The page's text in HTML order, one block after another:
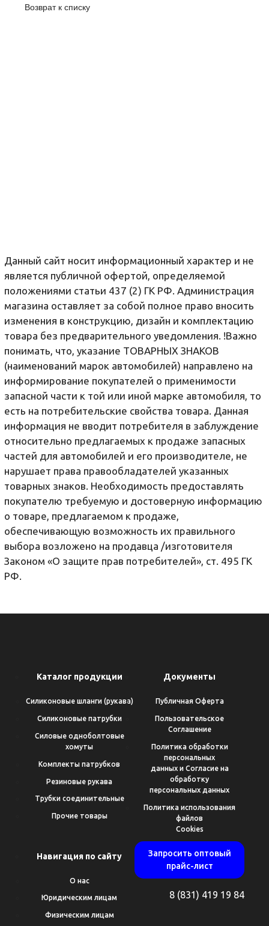
Возврат к списку
Данный сайт носит информационный характер и не
является публичной офертой, определяемой
положениями статьи 437 (2) ГК РФ. Администрация
магазина оставляет за собой полное право вносить
изменения в конструкцию, дизайн и комплектацию
товара без предварительного уведомления. !Важно
понимать, что, указание ТОВАРНЫХ ЗНАКОВ
(наименований марок автомобилей) направлено на
информирование покупателей о применимости
запасной части к той или иной марке автомобиля, то
есть на потребительские свойства товара. Данная
информация не вводит потребителя в заблуждение
относительно предлагаемых к продаже запасных
частей для автомобилей и его производителе, не
нарушает права правообладателей указанных
товарных знаков. Необходимость предоставлять
покупателю требуемую и достоверную информацию
о товаре, предлагаемом к продаже,
обеспечивающую возможность их правильного
выбора возложено на продавца /изготовителя
Законом «О защите прав потребителей», ст. 495 ГК
РФ.
Каталог продукции
Силиконовые шланги (рукава)
Силиконовые патрубки
Силовые одноболтовые
хомуты
Комплекты патрубков
Резиновые рукава
Трубки соединительные
Прочие товары
Документы
Публичная Оферта
Пользовательское
Соглашение
Политика обработки
персональных
данных и Согласие на
обработку
персональных данных
Политика использования
файлов
Cookies
Навигация по сайту
О нас
Юридическим лицам
Физическим лицам
Запросить оптовый
прайс-лист
8 (831) 419 19 84